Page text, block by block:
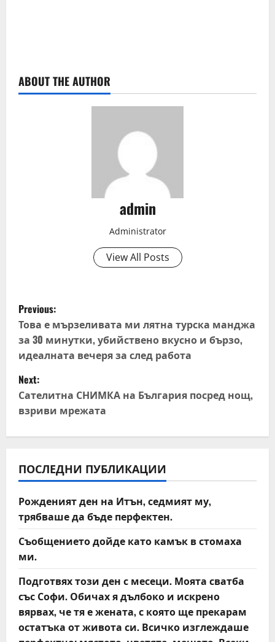
ABOUT THE AUTHOR
admin
Administrator
View All Posts
P
o
s
t
n
a
v
i
g
a
t
i
o
Previous:
Това е мързеливата ми лятна турска манджа
за 30 минутки, убийствено вкусно и бързо,
идеалната вечеря за след работа
Next:
Сателитна СНИМКА на България посред нощ,
взриви мрежата
ПОСЛЕДНИ ПУБЛИКАЦИИ
Рожденият ден на Итън, седмият му,
трябваше да бъде перфектен.
Съобщението дойде като камък в стомаха
ми.
Подготвях този ден с месеци. Моята сватба
със Софи. Обичах я дълбоко и искрено
вярвах, че тя е жената, с която ще прекарам
остатъка от живота си. Всичко изглеждаше